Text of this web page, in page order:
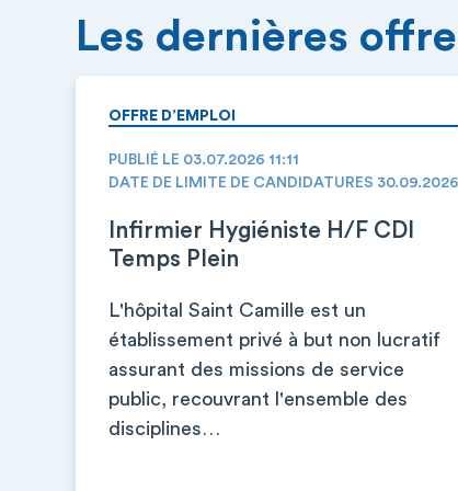
Les dernières
OFFRE D’EMPLOI
PUBLIÉ LE 03.07.2026 11:11
DATE DE LIMITE DE CANDIDATURES 30.09.2026
Infirmier Hygiéniste H/F CDI
Temps Plein
L'hôpital Saint Camille est un
établissement privé à but non lucratif
assurant des missions de service
public, recouvrant l'ensemble des
disciplines…